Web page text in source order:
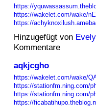
https://
https://wakelet.com/wake/
https://
Hinzugefügt von
Kommentare
aqkjcgho
https://wakelet.com/wake/
https://stationfm.ning.com/
https://stationfm.ning.com/
https://